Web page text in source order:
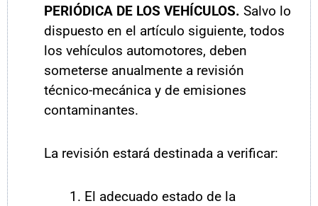
PERIÓDICA DE LOS VEHÍCULOS. Salvo lo
dispuesto en el artículo siguiente, todos
los vehículos automotores, deben
someterse anualmente a revisión
técnico-mecánica y de emisiones
contaminantes.
La revisión estará destinada a verificar:
El adecuado estado de la